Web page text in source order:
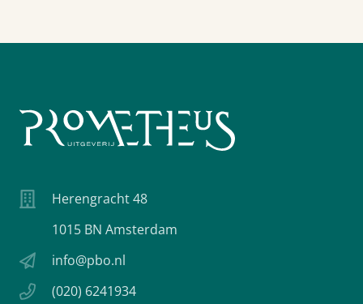
Herengracht 48
1015 BN Amsterdam
info@pbo.nl
(020) 6241934